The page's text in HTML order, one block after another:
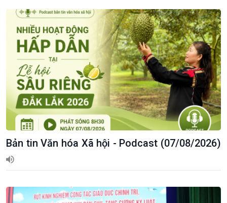
Bản tin Văn hóa Xã hội - Podcast (07/08/2026)